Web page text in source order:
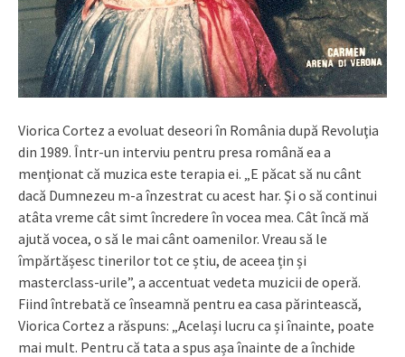
Viorica Cortez a evoluat deseori în România după Revoluţia
din 1989. Într-un interviu pentru presa română ea a
menţionat că muzica este terapia ei. „E păcat să nu cânt
dacă Dumnezeu m-a înzestrat cu acest har. Și o să continui
atâta vreme cât simt încredere în vocea mea. Cât încă mă
ajută vocea, o să le mai cânt oamenilor. Vreau să le
împărtășesc tinerilor tot ce știu, de aceea țin și
masterclass-urile”, a accentuat vedeta muzicii de operă.
Fiind întrebată ce înseamnă pentru ea casa părintească,
Viorica Cortez a răspuns: „Același lucru ca și înainte, poate
mai mult. Pentru că tata a spus așa înainte de a închide